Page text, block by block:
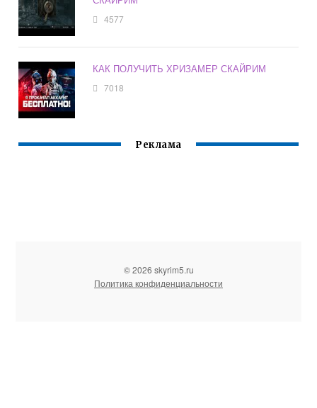
4577
КАК ПОЛУЧИТЬ ХРИЗАМЕР СКАЙРИМ
7018
Реклама
© 2026 skyrim5.ru
Политика конфиденциальности